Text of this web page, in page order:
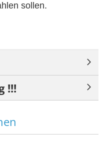
sollen.
!!!